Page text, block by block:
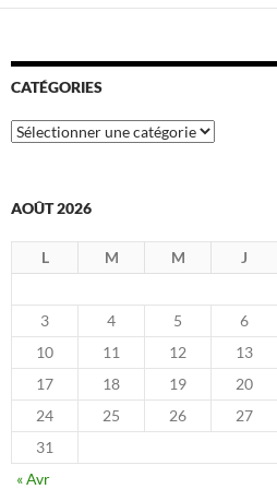
CATÉGORIES
Catégories
AOÛT 2026
L M M J
3
4 5 6
10
11 12 13
17
18 19 20
24
25 26 27
31
« Avr